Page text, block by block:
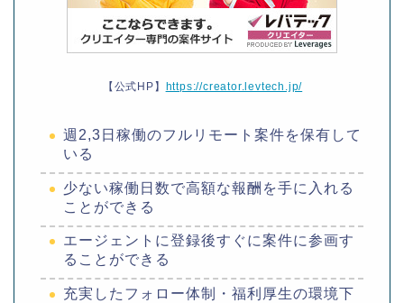
【公式HP】 https://creator.levtech.jp/
週2,3日稼働のフルリモート案件を保有して
いる
少ない稼働日数で高額な報酬を手に入れる
ことができる
エージェントに登録後すぐに案件に参画す
ることができる
充実したフォロー体制・福利厚生の環境下